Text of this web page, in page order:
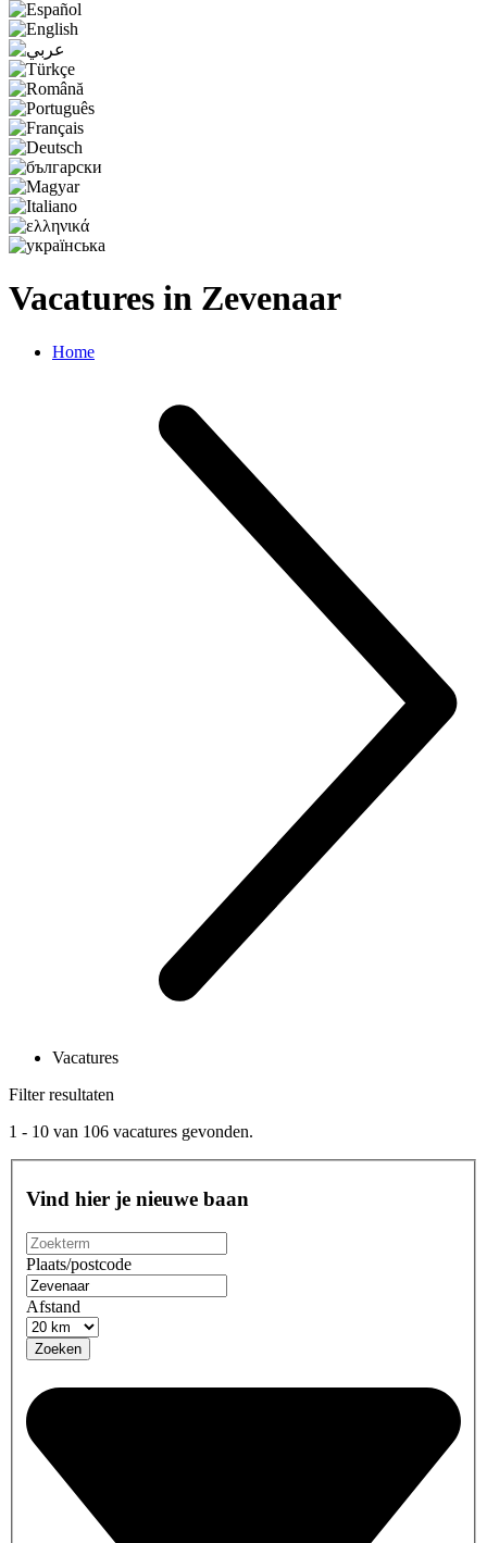
Vacatures in Zevenaar
Home
Vacatures
Filter resultaten
1 - 10 van 106 vacatures gevonden.
Vind hier je nieuwe baan
Plaats/postcode
Afstand
Zoeken